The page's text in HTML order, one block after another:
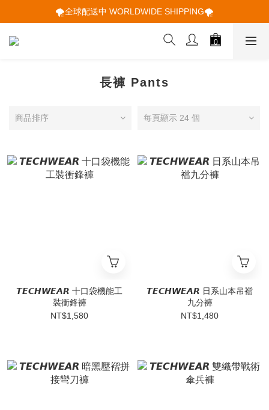
🌪️全球配送中 WORLDWIDE SHIPPING🌪️
🌪️全球配送中 WORLDWIDE SHIPPING🌪️
🕋 𝙐𝙋 𝙏𝙊 𝟮𝟬% 𝙊𝙁𝙁 "立即領取折扣
長褲 Pants
商品排序 每頁顯示 24 個
𝙏𝙀𝘾𝙃𝙒𝙀𝘼𝙍 十口袋機能工
裝衝鋒褲
NT$1,580
𝙏𝙀𝘾𝙃𝙒𝙀𝘼𝙍 日系山本吊襠
九分褲
NT$1,480